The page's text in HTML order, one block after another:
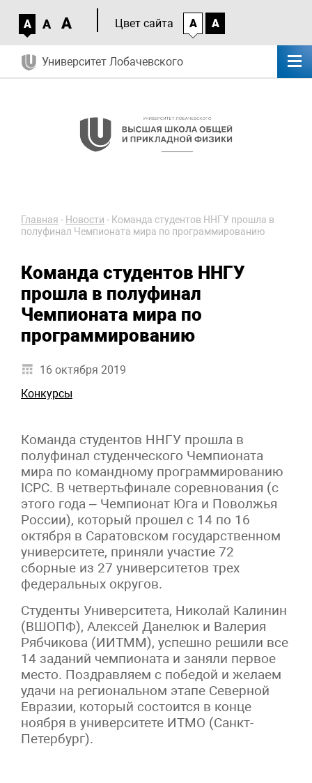
A A A Цвет сайта A A
Университет Лобачевского
Главная - Новости - Команда студентов ННГУ прошла в
полуфинал Чемпионата мира по программированию
Команда студентов ННГУ
прошла в полуфинал
Чемпионата мира по
программированию
16 октября 2019
Конкурсы
Команда студентов ННГУ прошла в
полуфинал студенческого Чемпионата
мира по командному программированию
ICPC. В четвертьфинале соревнования (с
этого года – Чемпионат Юга и Поволжья
России), который прошел с 14 по 16
октября в Саратовском государственном
университете, приняли участие 72
сборные из 27 университетов трех
федеральных округов.
Студенты Университета, Николай Калинин
(ВШОПФ), Алексей Данелюк и Валерия
Рябчикова (ИИТММ), успешно решили все
14 заданий чемпионата и заняли первое
место. Поздравляем с победой и желаем
удачи на региональном этапе Северной
Евразии, который состоится в конце
ноября в университете ИТМО (Санкт-
Петербург).